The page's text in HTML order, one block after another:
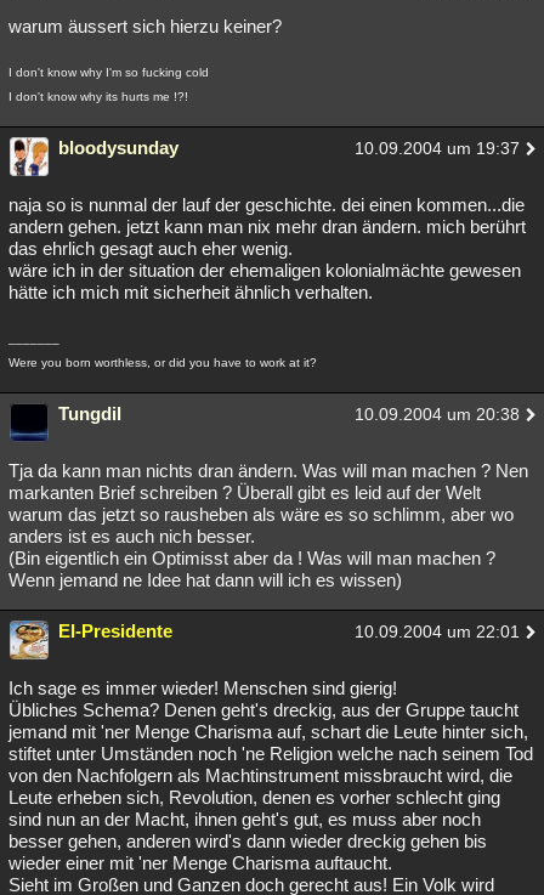
warum äussert sich hierzu keiner?
I don't know why I'm so fucking cold
I don't know why its hurts me !?!
bloodysunday 10.09.2004 um 19:37
naja so is nunmal der lauf der geschichte. dei einen kommen...die
andern gehen. jetzt kann man nix mehr dran ändern. mich berührt
das ehrlich gesagt auch eher wenig.
wäre ich in der situation der ehemaligen kolonialmächte gewesen
hätte ich mich mit sicherheit ähnlich verhalten.
Were you born worthless, or did you have to work at it?
Tungdil 10.09.2004 um 20:38
Tja da kann man nichts dran ändern. Was will man machen ? Nen
markanten Brief schreiben ? Überall gibt es leid auf der Welt
warum das jetzt so rausheben als wäre es so schlimm, aber wo
anders ist es auch nich besser.
(Bin eigentlich ein Optimisst aber da ! Was will man machen ?
Wenn jemand ne Idee hat dann will ich es wissen)
El-Presidente 10.09.2004 um 22:01
Ich sage es immer wieder! Menschen sind gierig!
Übliches Schema? Denen geht's dreckig, aus der Gruppe taucht
jemand mit 'ner Menge Charisma auf, schart die Leute hinter sich,
stiftet unter Umständen noch 'ne Religion welche nach seinem Tod
von den Nachfolgern als Machtinstrument missbraucht wird, die
Leute erheben sich, Revolution, denen es vorher schlecht ging
sind nun an der Macht, ihnen geht's gut, es muss aber noch
besser gehen, anderen wird's dann wieder dreckig gehen bis
wieder einer mit 'ner Menge Charisma auftaucht.
Sieht im Großen und Ganzen doch gerecht aus! Ein Volk wird